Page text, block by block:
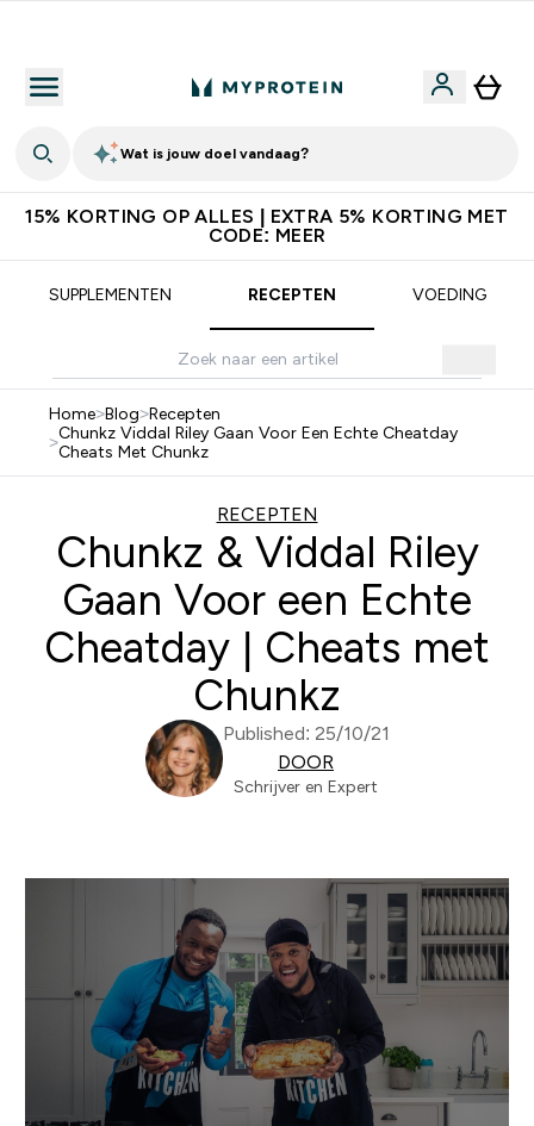
Wat is jouw doel vandaag?
15% KORTING OP ALLES | EXTRA 5% KORTING MET
CODE: MEER
SUPPLEMENTEN RECEPTEN VOEDING
Home>Blog>Recepten
>Chunkz Viddal Riley Gaan Voor Een Echte Cheatday
Cheats Met Chunkz
RECEPTEN
Chunkz & Viddal Riley
Gaan Voor een Echte
Cheatday | Cheats met
Chunkz
Published: 25/10/21
DOOR
Schrijver en Expert